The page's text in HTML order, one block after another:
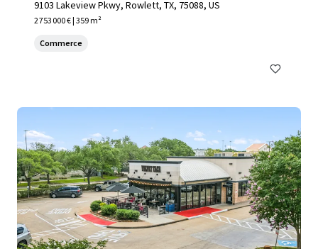
9103 Lakeview Pkwy, Rowlett, TX, 75088, US
2 753 000 € | 359 m²
Commerce